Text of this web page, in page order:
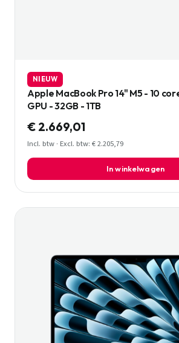
NIEUW
Apple MacBook Pro 14" M5 - 10
GPU - 32GB - 1TB
€ 2.669,01
Incl. btw · Excl. btw: € 2.205,79
In winkelwagen